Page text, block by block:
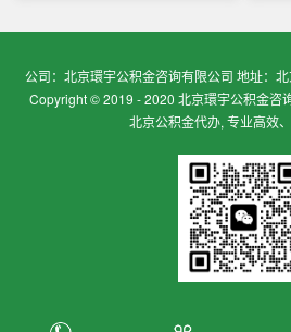
公司：北京環宇公积金咨询有限公司 地址：
Copyright © 2019 - 2020 北京環宇公积金咨
北京公积金代办, 专业高效、